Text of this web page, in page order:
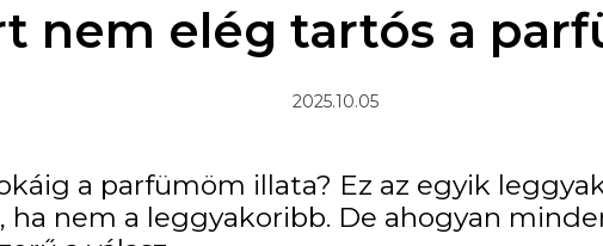
nem elég tartós a
2025.10.05
a parfümöm illata? Ez az egyik
ha nem a leggyakoribb. De ahogyan